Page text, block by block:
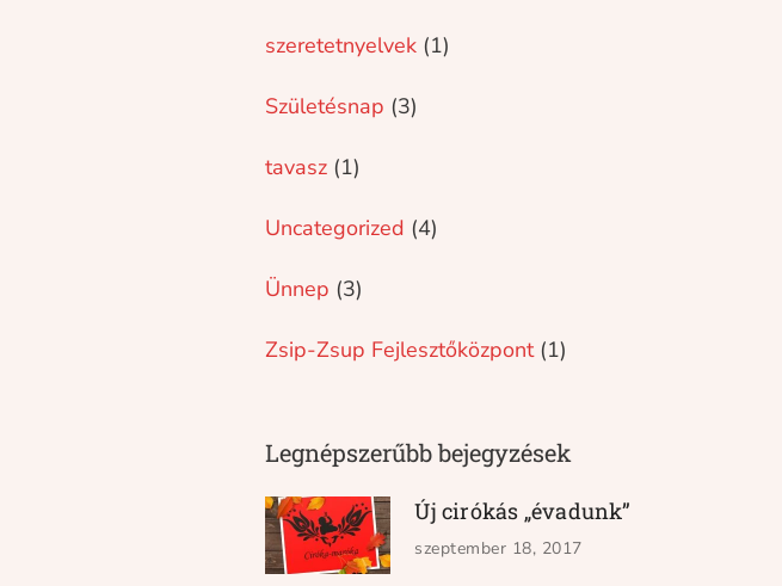
szeretetnyelvek (1)
Születésnap (3)
tavasz (1)
Uncategorized (4)
Ünnep (3)
Zsip-Zsup Fejlesztőközpont(1)
Legnépszerűbb bejegyzések
Új cirókás „évadunk”
szeptember 18, 2017